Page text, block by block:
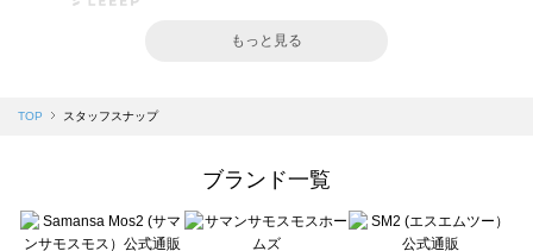
もっと見る
TOP スタッフスナップ
ブランド一覧